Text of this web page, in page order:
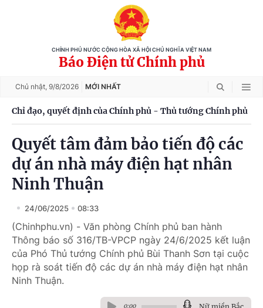
CHÍNH PHỦ NƯỚC CỘNG HÒA XÃ HỘI CHỦ NGHĨA VIỆT NAM
Báo Điện tử Chính phủ
Chủ nhật, 9/8/2026 MỚI NHẤT
Chỉ đạo, quyết định của Chính phủ - Thủ tướng Chính phủ
Quyết tâm đảm bảo tiến độ các
dự án nhà máy điện hạt nhân
Ninh Thuận
24/06/2025 08:33
(Chinhphu.vn) - Văn phòng Chính phủ ban hành
Thông báo số 316/TB-VPCP ngày 24/6/2025 kết luận
của Phó Thủ tướng Chính phủ Bùi Thanh Sơn tại cuộc
họp rà soát tiến độ các dự án nhà máy điện hạt nhân
Ninh Thuận.
0:00 Nữ miền Bắc